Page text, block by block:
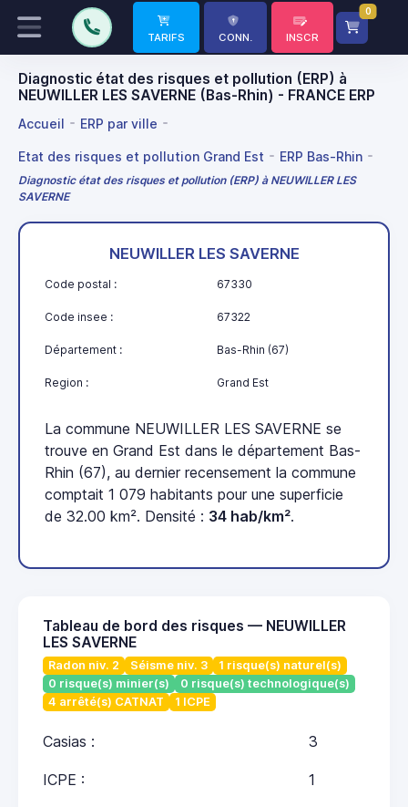
TARIFS CONN. INSCR
0
Diagnostic état des risques et pollution (ERP) à
NEUWILLER LES SAVERNE (Bas-Rhin) - FRANCE ERP
Accueil ERP par ville
Etat des risques et pollution Grand Est ERP Bas-Rhin
Diagnostic état des risques et pollution (ERP) à NEUWILLER LES
SAVERNE
NEUWILLER LES SAVERNE
Code postal : 67330
Code insee : 67322
Département : Bas-Rhin (67)
Region : Grand Est
La commune NEUWILLER LES SAVERNE se
trouve en Grand Est dans le département Bas-
Rhin (67), au dernier recensement la commune
comptait 1 079 habitants pour une superficie
de 32.00 km². Densité : 34 hab/km².
Tableau de bord des risques — NEUWILLER
LES SAVERNE
Radon niv. 2 Séisme niv. 3
1 risque(s) naturel(s)
0 risque(s) minier(s)
0 risque(s) technologique(s)
4 arrêté(s) CATNAT
1 ICPE
Casias : 3
ICPE : 1